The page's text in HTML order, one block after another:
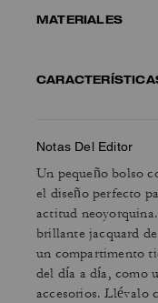
MATERIALES
Notas Del Editor
Un pequeño bolso
el diseño perfecto
actitud
brillante jacquard
un compartimento
del día a día, como
accesorios. Llévalo